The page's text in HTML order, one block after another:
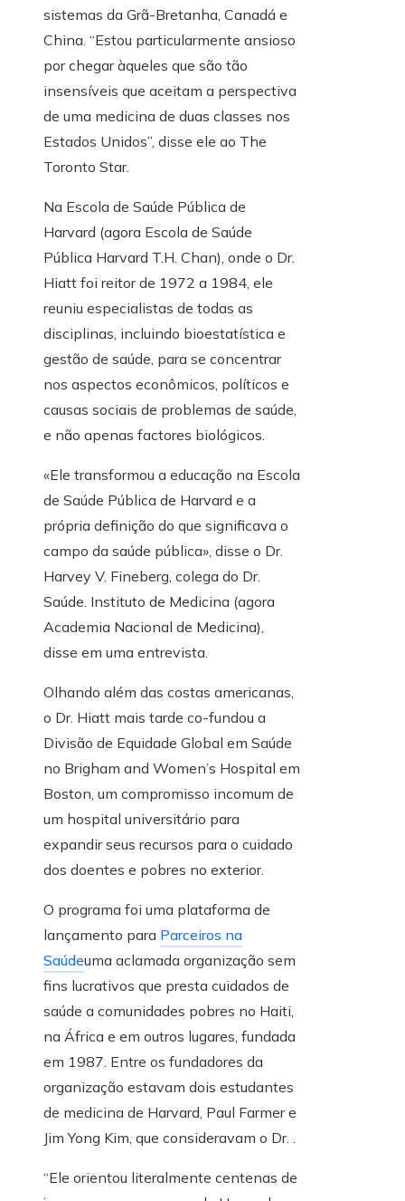
sistemas da Grã-Bretanha, Canadá e
China. “Estou particularmente ansioso
por chegar àqueles que são tão
insensíveis que aceitam a perspectiva
de uma medicina de duas classes nos
Estados Unidos”, disse ele ao The
Toronto Star.
Na Escola de Saúde Pública de
Harvard (agora Escola de Saúde
Pública Harvard T.H. Chan), onde o Dr.
Hiatt foi reitor de 1972 a 1984, ele
reuniu especialistas de todas as
disciplinas, incluindo bioestatística e
gestão de saúde, para se concentrar
nos aspectos econômicos, políticos e
causas sociais de problemas de saúde,
e não apenas factores biológicos.
«Ele transformou a educação na Escola
de Saúde Pública de Harvard e a
própria definição do que significava o
campo da saúde pública», disse o Dr.
Harvey V. Fineberg, colega do Dr.
Saúde. Instituto de Medicina (agora
Academia Nacional de Medicina),
disse em uma entrevista.
Olhando além das costas americanas,
o Dr. Hiatt mais tarde co-fundou a
Divisão de Equidade Global em Saúde
no Brigham and Women’s Hospital em
Boston, um compromisso incomum de
um hospital universitário para
expandir seus recursos para o cuidado
dos doentes e pobres no exterior.
O programa foi uma plataforma de
lançamento para Parceiros na
Saúdeuma aclamada organização sem
fins lucrativos que presta cuidados de
saúde a comunidades pobres no Haiti,
na África e em outros lugares, fundada
em 1987. Entre os fundadores da
organização estavam dois estudantes
de medicina de Harvard, Paul Farmer e
Jim Yong Kim, que consideravam o Dr. .
“Ele orientou literalmente centenas de